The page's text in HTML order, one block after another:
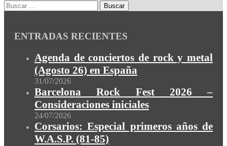
ENTRADAS RECIENTES
Agenda de conciertos de rock y metal
(Agosto 26) en España
31/07/2026
Barcelona Rock Fest 2026 –
Consideraciones iniciales
24/07/2026
Corsarios: Especial primeros años de
W.A.S.P. (81-85)